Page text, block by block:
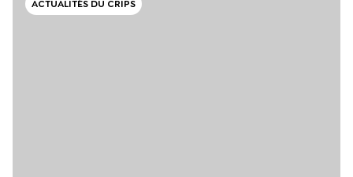
ACTUALITÉS DU CRIPS